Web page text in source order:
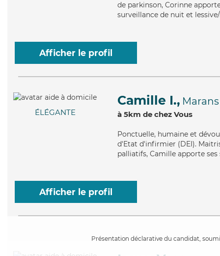
de parkinson, Corinne
surveillance de nuit et
Afficher le profil
ÉLÉGANTE
Camille I., Marans
à 5km de chez Vous
Ponctuelle, humaine et
d'Etat d'infirmier (DEI).
palliatifs, Camille apporte
Afficher le profil
Présentation déclarative du candidat,